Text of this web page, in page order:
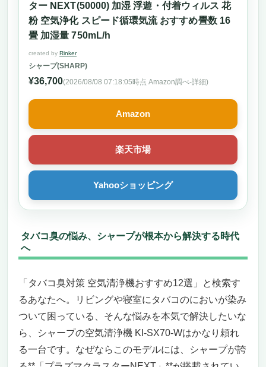
ター NEXT(50000) 加湿 浮遊・付着ウィルス 花
粉 空気浄化 スピード循環気流 おすすめ畳数 16
畳 加湿量 750mL/h
created by Rinker
シャープ(SHARP)
¥36,700(2026/08/08 07:18:05時点 Amazon調べ-詳細)
Amazon
楽天市場
Yahooショッピング
タバコ臭の悩み、シャープが根本から解決する時代
へ
「タバコ臭対策 空気清浄機おすすめ12選」と検索す
るあなたへ。リビングや寝室にタバコのにおいが染み
ついて困っている、そんな悩みを本気で解決したいな
ら、シャープの空気清浄機 KI-SX70-Wはかなり頼れ
る一台です。なぜならこのモデルには、シャープが誇